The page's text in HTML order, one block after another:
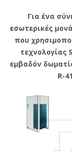
Για ένα
εσωτερικές
που
τεχνολογίας
εμβαδόν
R-